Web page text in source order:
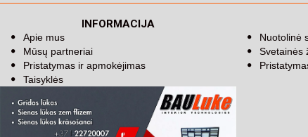
INFORMACIJA
Apie mus
Mūsų partneriai
Pristatymas ir apmokėjimas
Taisyklės
Nuotolinė
Svetainės